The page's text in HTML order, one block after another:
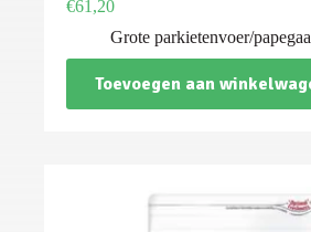
€61,20
Grote parkietenvoer/
Toevoegen aan